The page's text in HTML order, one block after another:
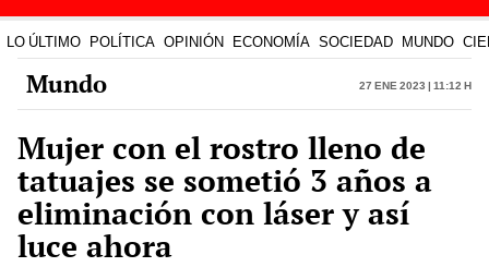
LO ÚLTIMO POLÍTICA OPINIÓN ECONOMÍA SOCIEDAD MUNDO
Mundo 27 Ene 2023 | 11:12 h
Mujer con el rostro lleno de
tatuajes se sometió 3 años a
eliminación con láser y así
luce ahora